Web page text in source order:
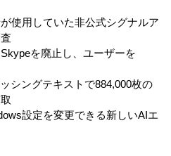
使用していた非公式シグナルア
を廃止し、ユーザーを
シングテキストで884,000枚の
設定を変更できる新しいAIエ